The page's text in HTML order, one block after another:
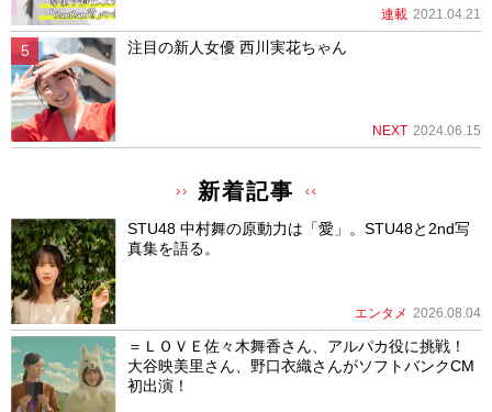
連載 2021.04.21
注目の新人女優 西川実花ちゃん
NEXT 2024.06.15
新着記事
STU48 中村舞の原動力は「愛」。STU48と2nd写
真集を語る。
エンタメ 2026.08.04
＝ＬＯＶＥ佐々木舞香さん、アルパカ役に挑戦！
大谷映美里さん、野口衣織さんがソフトバンクCM
初出演！